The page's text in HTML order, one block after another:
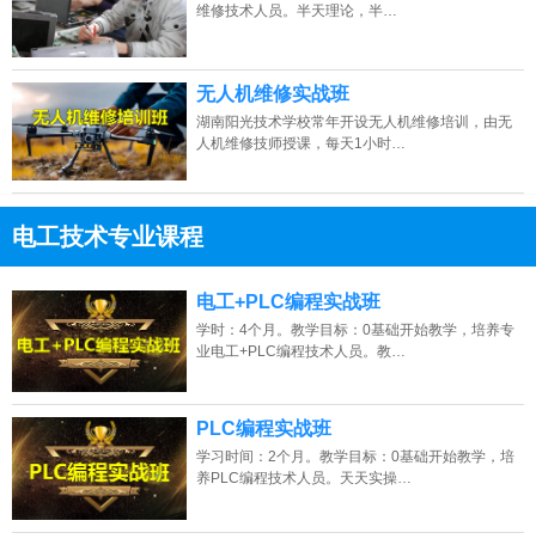
维修技术人员。半天理论，半…
无人机维修实战班
湖南阳光技术学校常年开设无人机维修培训，由无
人机维修技师授课，每天1小时…
电工技术专业课程
点击免费咨询电话：13807313137
电工+PLC编程实战班
学时：4个月。教学目标：0基础开始教学，培养专
业电工+PLC编程技术人员。教…
PLC编程实战班
学习时间：2个月。教学目标：0基础开始教学，培
养PLC编程技术人员。天天实操…